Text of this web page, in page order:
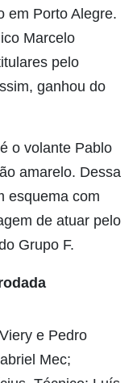
em Porto Alegre.
Marcelo
pelo
ganhou do
o volante Pablo
amarelo. Dessa
esquema com
de atuar pelo
Grupo F.
e Pedro
Mec;